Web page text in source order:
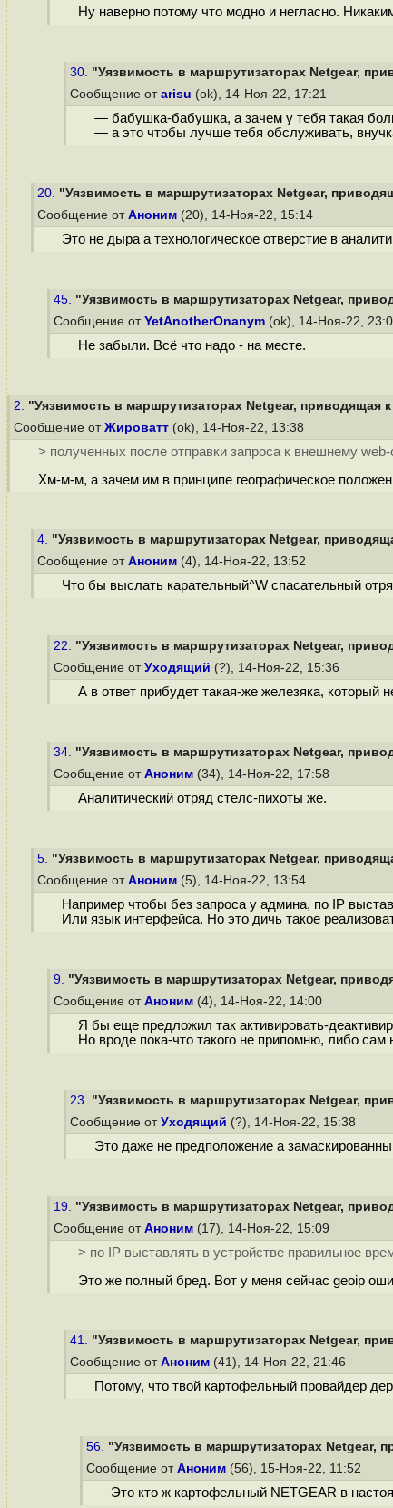
Ну наверно потому что модно и негласно.
30. "Уязвимость в маршрутизаторах Netgear,
Сообщение от arisu (ok), 14-Ноя-22, 17:21
— бабушка-бабушка, а зачем у тебя такая
— а это чтобы лучше тебя обслуживать,
20. "Уязвимость в маршрутизаторах Netgear,
Сообщение от Аноним (20), 14-Ноя-22, 15:14
Это не дыра а технологическое отверстие в
45. "Уязвимость в маршрутизаторах Netgear,
Сообщение от YetAnotherOnanym (ok), 14-Ноя-22,
Не забыли. Всё что надо - на месте.
2. "Уязвимость в маршрутизаторах Netgear, приводящая
Сообщение от Жироватт (ok), 14-Ноя-22, 13:38
> полученных после отправки запроса к внешнему
Хм-м-м, а зачем им в принципе географическое
4. "Уязвимость в маршрутизаторах Netgear,
Сообщение от Аноним (4), 14-Ноя-22, 13:52
Что бы выслать карательный^W спасательный
22. "Уязвимость в маршрутизаторах Netgear,
Сообщение от Уходящий (?), 14-Ноя-22, 15:36
А в ответ прибудет такая-же железяка, который
34. "Уязвимость в маршрутизаторах Netgear,
Сообщение от Аноним (34), 14-Ноя-22, 17:58
Аналитический отряд стелс-пихоты же.
5. "Уязвимость в маршрутизаторах Netgear,
Сообщение от Аноним (5), 14-Ноя-22, 13:54
Например чтобы без запроса у админа, по IP
Или язык интерфейса. Но это дичь такое
9. "Уязвимость в маршрутизаторах Netgear,
Сообщение от Аноним (4), 14-Ноя-22, 14:00
Я бы еще предложил так активировать-
Но вроде пока-что такого не припомню, либо сам
23. "Уязвимость в маршрутизаторах Netgear,
Сообщение от Уходящий (?), 14-Ноя-22, 15:38
Это даже не предположение а
19. "Уязвимость в маршрутизаторах Netgear,
Сообщение от Аноним (17), 14-Ноя-22, 15:09
> по IP выставлять в устройстве правильное
Это же полный бред. Вот у меня сейчас geoip
41. "Уязвимость в маршрутизаторах Netgear,
Сообщение от Аноним (41), 14-Ноя-22, 21:46
Потому, что твой картофельный провайдер
56. "Уязвимость в маршрутизаторах Netgear,
Сообщение от Аноним (56), 15-Ноя-22, 11:52
Это кто ж картофельный NETGEAR в